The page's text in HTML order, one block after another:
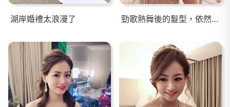
湖岸婚禮太浪漫了 勁歌熱舞後的髮型，依然美麗！！